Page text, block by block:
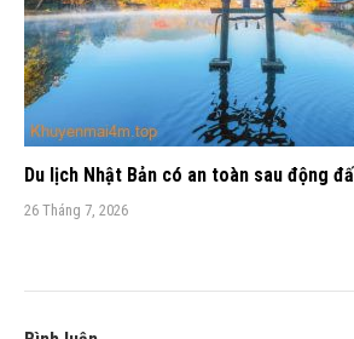
Du lịch Nhật Bản có an toàn sau động
26 Tháng 7, 2026